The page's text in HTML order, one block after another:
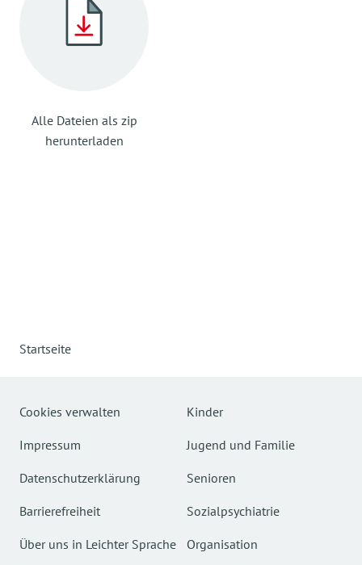
Alle Dateien als zip
herunterladen
Startseite
Cookies verwalten
Impressum
Datenschutzerklärung
Barrierefreiheit
Über uns in Leichter Sprache
Kinder
Jugend und Familie
Senioren
Sozialpsychiatrie
Organisation